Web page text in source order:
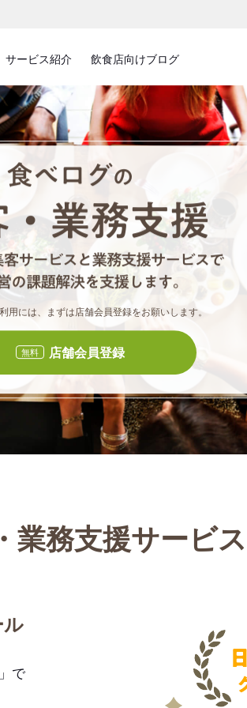
サービス紹介 飲食店向けブログ
食べロ
用には、まずは店舗会員登録をお願いします。
無料 店舗会員登録
業務支援サービ
で